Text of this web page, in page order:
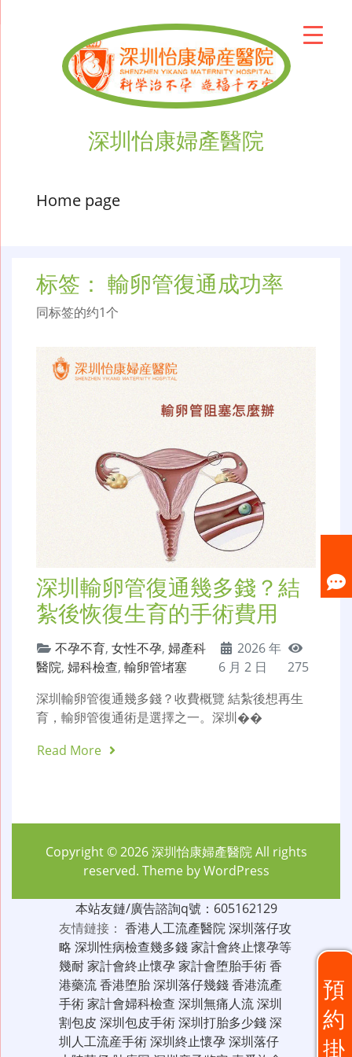
深圳怡康婦產醫院
Home page
标签： 輸卵管復通成功率
同标签的约1个
深圳輸卵管復通幾多錢？結
紮後恢復生育的手術費用
不孕不育, 女性不孕, 婦產科
醫院, 婦科檢查, 輸卵管堵塞
2026 年
6 月 2 日
275
深圳輸卵管復通幾多錢？收費概覽 結紮後想再生
育，輸卵管復通術是選擇之一。深圳��
Read More
預
約
掛
Copyright © 2026深圳怡康婦產醫院All rights
reserved. Theme byWordPress
本站友鏈/廣告諮詢q號：605162129
友情鏈接： 香港人工流產醫院深圳落仔攻
略 深圳性病檢查幾多錢家計會終止懷孕等
幾耐家計會終止懷孕家計會堕胎手術香
港藥流香港堕胎深圳落仔幾錢香港流產
手術家計會婦科檢查 深圳無痛人流深圳
割包皮 深圳包皮手術深圳打胎多少錢深
圳人工流産手術深圳終止懷孕深圳落仔